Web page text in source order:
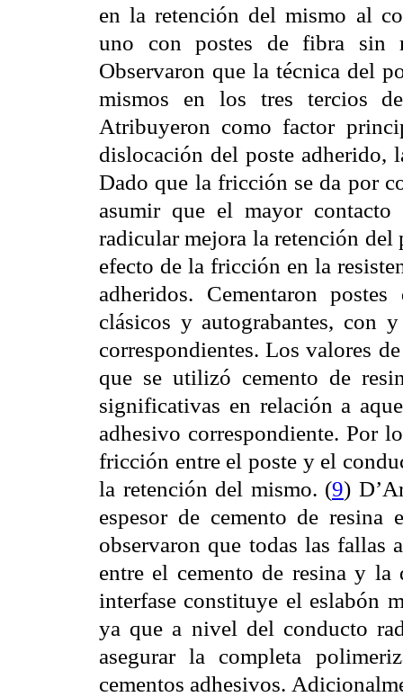
en la retención del mismo al
uno con postes de fibra sin
Observaron que la técnica del
mismos en los tres tercios
Atribuyeron como factor
dislocación del poste adherido,
Dado que la fricción se da por
asumir que el mayor
radicular mejora la retención del
efecto de la fricción en la
adheridos. Cementaron
clásicos y autograbantes, con
correspondientes. Los valores
que se utilizó cemento de
significativas en relación a
adhesivo correspondiente. Por
fricción entre el poste y el
la retención del mismo. (9)
espesor de cemento de
observaron que todas las fallas
entre el cemento de resina y la
interfase constituye el eslabón
ya que a nivel del conducto
asegurar la completa
cementos adhesivos.